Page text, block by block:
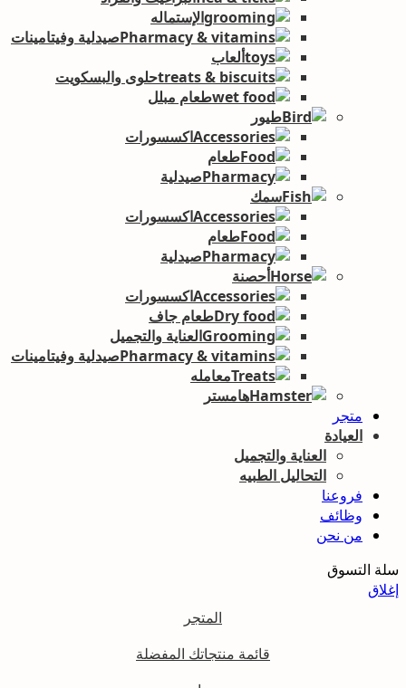
الإستماله
صيدلية وفيتامينات
ألعاب
حلوى والبسكويت
طعام مبلل
طيور
اكسسورات
طعام
صيدلية
سمك
اكسسورات
طعام
صيدلية
أحصنة
اكسسورات
طعام جاف
العناية والتجميل
صيدلية وفيتامينات
معامله
هامستر
متجر
العيادة
العناية والتجميل
التحاليل الطبيه
فروعنا
وظائف
من نحن
سلة التسوق
إغلاق
المتجر
قائمة منتجاتك المفضلة